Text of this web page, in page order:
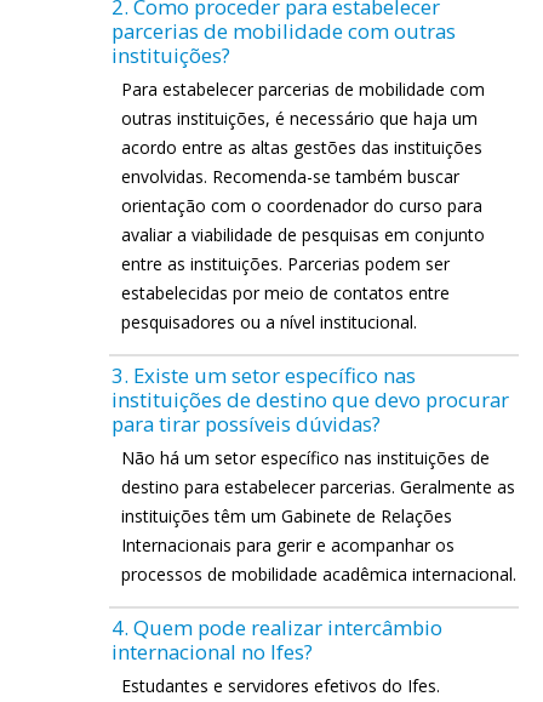
2. Como proceder para estabelecer
parcerias de mobilidade com outras
instituições?
Para estabelecer parcerias de mobilidade com
outras instituições, é necessário que haja um
acordo entre as altas gestões das instituições
envolvidas. Recomenda-se também buscar
orientação com o coordenador do curso para
avaliar a viabilidade de pesquisas em conjunto
entre as instituições. Parcerias podem ser
estabelecidas por meio de contatos entre
pesquisadores ou a nível institucional.
3. Existe um setor específico nas
instituições de destino que devo procurar
para tirar possíveis dúvidas?
Não há um setor específico nas instituições de
destino para estabelecer parcerias. Geralmente as
instituições têm um Gabinete de Relações
Internacionais para gerir e acompanhar os
processos de mobilidade acadêmica internacional.
4. Quem pode realizar intercâmbio
internacional no Ifes?
Estudantes e servidores efetivos do Ifes.